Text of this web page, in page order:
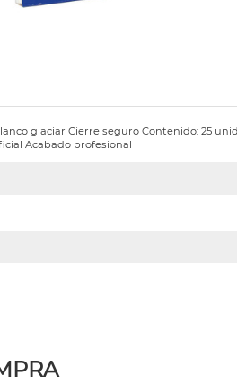
glaciar Cierre seguro Contenido: 25
Acabado profesional